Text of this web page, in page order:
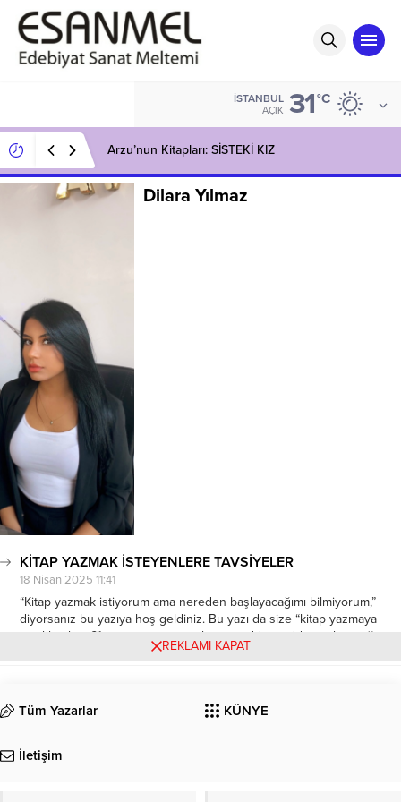
İSTANBUL
AÇIK 31°C
Arzu’nun Kitapları: SİSTEKİ KIZ
Dilara Yılmaz
KİTAP YAZMAK İSTEYENLERE TAVSİYELER
18 Nisan 2025 11:41
“Kitap yazmak istiyorum ama nereden başlayacağımı bilmiyorum,”
diyorsanız bu yazıya hoş geldiniz. Bu yazı da size “kitap yazmaya
nasıl başlanır?” sorusunun cevaplarını madde madde sıralayacağım
ama öncelikle beni dinlemek ister misiniz? Şu ana kadar gördüğünüz
Tüm Yazarlar KÜNYE
İletişim
REKLAMI KAPAT